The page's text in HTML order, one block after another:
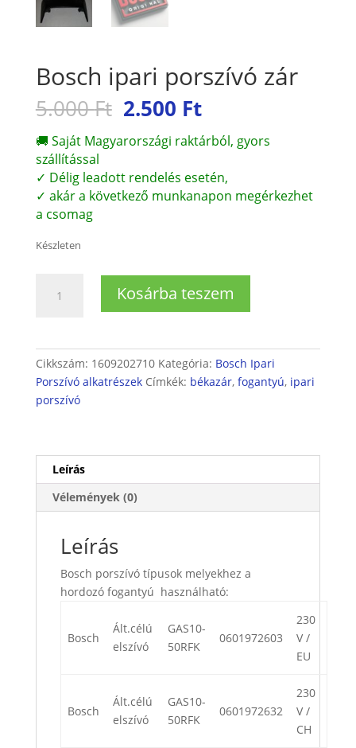
Bosch ipari porszívó zár
5.000Ft Original
price
was:
2.500 FtCurrent
price
is:
🚚 Saját Magyarországi raktárból, gyors
szállítással
✓ Délig leadott rendelés esetén,
✓ akár a következő munkanapon megérkezhet
a csomag
Készleten
mennyiség
Kosárba teszem
Cikkszám: 1609202710 Kategória: Bosch Ipari
Porszívó alkatrészek Címkék: békazár, fogantyú, ipari
porszívó
Leírás
Vélemények (0)
Leírás
Bosch porszívó típusok melyekhez a
hordozó fogantyú használható:
Bosch
Ált.célú
elszívó
GAS10-
50RFK
0601972603
230
V /
EU
Bosch
Ált.célú
elszívó
GAS10-
50RFK
0601972632
230
V /
CH